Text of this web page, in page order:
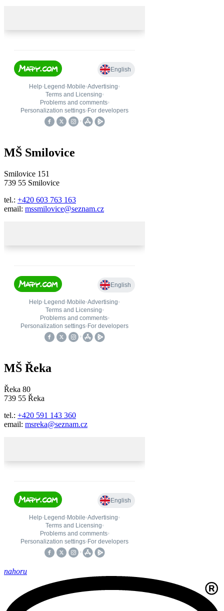
MŠ Smilovice
Smilovice 151
739 55 Smilovice
tel.: +420 603 763 163
email: mssmilovice@seznam.cz
MŠ Řeka
Řeka 80
739 55 Řeka
tel.: +420 591 143 360
email: msreka@seznam.cz
nahoru